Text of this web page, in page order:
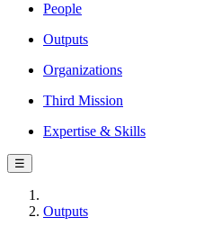
People
Outputs
Organizations
Third Mission
Expertise & Skills
☰
Outputs